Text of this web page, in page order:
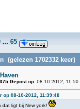
... 65
(gelezen 1702332 keer)
Gepost op: 08-10-2012,
op 08-10-2012, 11:39:48
dat ligt bij New york!